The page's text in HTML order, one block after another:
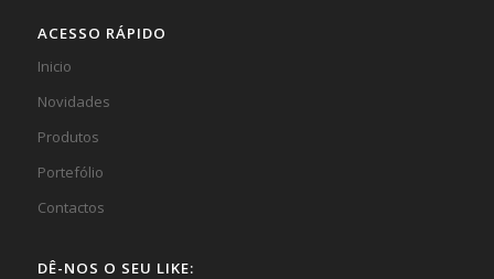
ACESSO RÁPIDO
Inicio
Novidades
Produtos
Portefólio
Contactos
DÊ-NOS O SEU LIKE: